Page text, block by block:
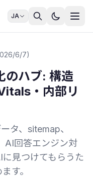
JA
6/7)
のハブ: 構造
・内部リ
タ、sitemap、
AI回答エンジン対
見つけてもらうた
す。